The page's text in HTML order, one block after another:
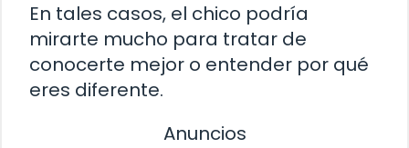
En tales casos, el chico podría
mirarte mucho para tratar de
conocerte mejor o entender por qué
eres diferente.
Anuncios